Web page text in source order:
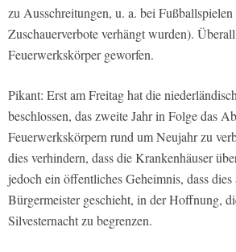
zu Ausschreitungen, u. a. bei
Zuschauerverbote verhängt wurden).
Feuerwerkskörper geworfen.
Pikant: Erst am Freitag hat die
beschlossen, das zweite Jahr in Folge das
Feuerwerkskörpern rund um Neujahr zu
dies verhindern, dass die Krankenhäuser
jedoch ein öffentliches Geheimnis, dass
Bürgermeister geschieht, in der Hoffnung,
Silvesternacht zu begrenzen.